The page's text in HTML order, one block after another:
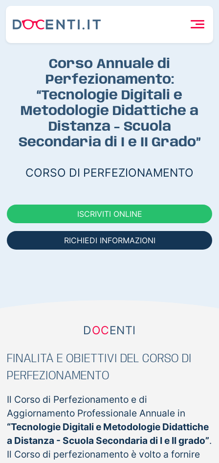
Corso Annuale di
Perfezionamento:
“Tecnologie Digitali e
Metodologie Didattiche a
Distanza - Scuola
Secondaria di I e II Grado”
CORSO DI PERFEZIONAMENTO
ISCRIVITI ONLINE
RICHIEDI INFORMAZIONI
DOCENTI
FINALITÀ E OBIETTIVI DEL CORSO DI
PERFEZIONAMENTO
Il Corso di Perfezionamento e di
Aggiornamento Professionale Annuale in
“Tecnologie Digitali e Metodologie Didattiche
a Distanza - Scuola Secondaria di I e II grado”.
Il Corso di perfezionamento è volto a fornire